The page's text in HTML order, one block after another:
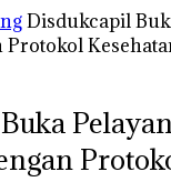
Disdukcapil
Protokol